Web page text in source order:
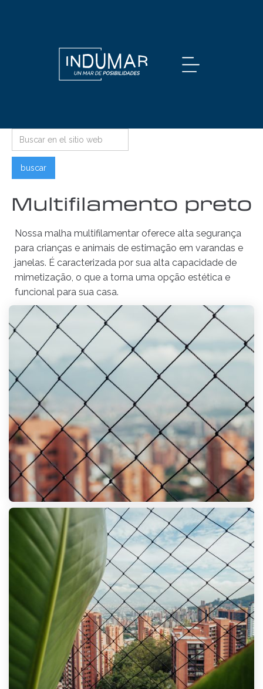
Multifilamento preto
Nossa malha multifilamentar oferece alta segurança
para crianças e animais de estimação em varandas e
janelas. É caracterizada por sua alta capacidade de
mimetização, o que a torna uma opção estética e
funcional para sua casa.